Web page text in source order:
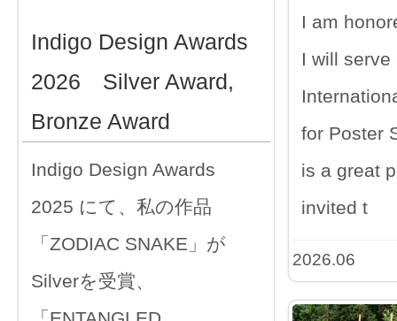
I am
I will serve
for Poster
is a great
invited t
2026.06
Indigo Design Awards
2026 Silver Award,
Bronze Award
Indigo Design Awards
2025 にて、私の作品
「ZODIAC SNAKE」が
Silverを受賞、